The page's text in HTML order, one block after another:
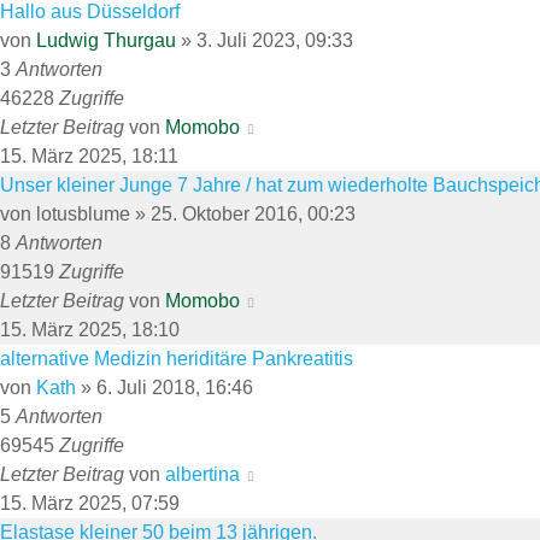
Hallo aus Düsseldorf
von Ludwig Thurgau » 3. Juli 2023, 09:33
3 Antworten
46228 Zugriffe
Letzter Beitrag von Momobo
15. März 2025, 18:11
Unser kleiner Junge 7 Jahre / hat zum wiederholte
von lotusblume » 25. Oktober 2016, 00:23
8 Antworten
91519 Zugriffe
Letzter Beitrag von Momobo
15. März 2025, 18:10
alternative Medizin heriditäre Pankreatitis
von Kath » 6. Juli 2018, 16:46
5 Antworten
69545 Zugriffe
Letzter Beitrag von albertina
15. März 2025, 07:59
Elastase kleiner 50 beim 13 jährigen.